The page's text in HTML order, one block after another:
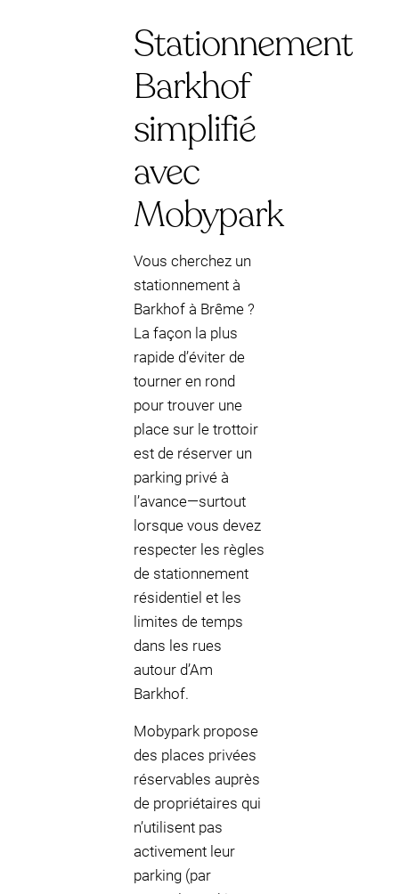
Stationnement
Barkhof
simplifié
avec
Mobypark
Vous cherchez un
stationnement à
Barkhof à Brême ?
La façon la plus
rapide d’éviter de
tourner en rond
pour trouver une
place sur le trottoir
est de réserver un
parking privé à
l’avance—surtout
lorsque vous devez
respecter les règles
de stationnement
résidentiel et les
limites de temps
dans les rues
autour d’Am
Barkhof.
Mobypark propose
des places privées
réservables auprès
de propriétaires qui
n’utilisent pas
activement leur
parking (par